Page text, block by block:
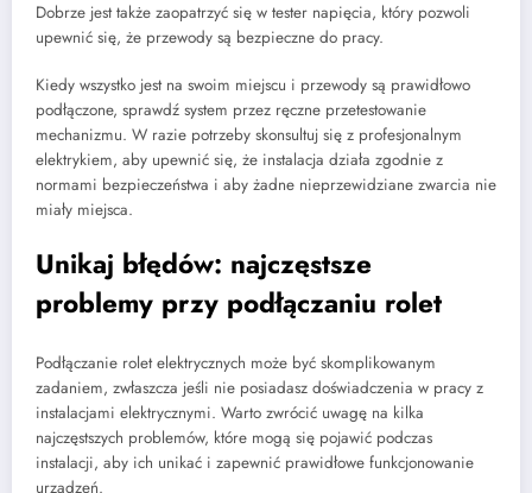
Dobrze jest także zaopatrzyć się w tester napięcia, który pozwoli
upewnić się, że przewody są bezpieczne do pracy.
Kiedy wszystko jest na swoim miejscu i przewody są prawidłowo
podłączone, sprawdź system przez ręczne przetestowanie
mechanizmu. W razie potrzeby skonsultuj się z profesjonalnym
elektrykiem, aby upewnić się, że instalacja działa zgodnie z
normami bezpieczeństwa i aby żadne nieprzewidziane zwarcia nie
miały miejsca.
Unikaj błędów: najczęstsze
problemy przy podłączaniu rolet
Podłączanie rolet elektrycznych może być skomplikowanym
zadaniem, zwłaszcza jeśli nie posiadasz doświadczenia w pracy z
instalacjami elektrycznymi. Warto zwrócić uwagę na kilka
najczęstszych problemów, które mogą się pojawić podczas
instalacji, aby ich unikać i zapewnić prawidłowe funkcjonowanie
urządzeń.